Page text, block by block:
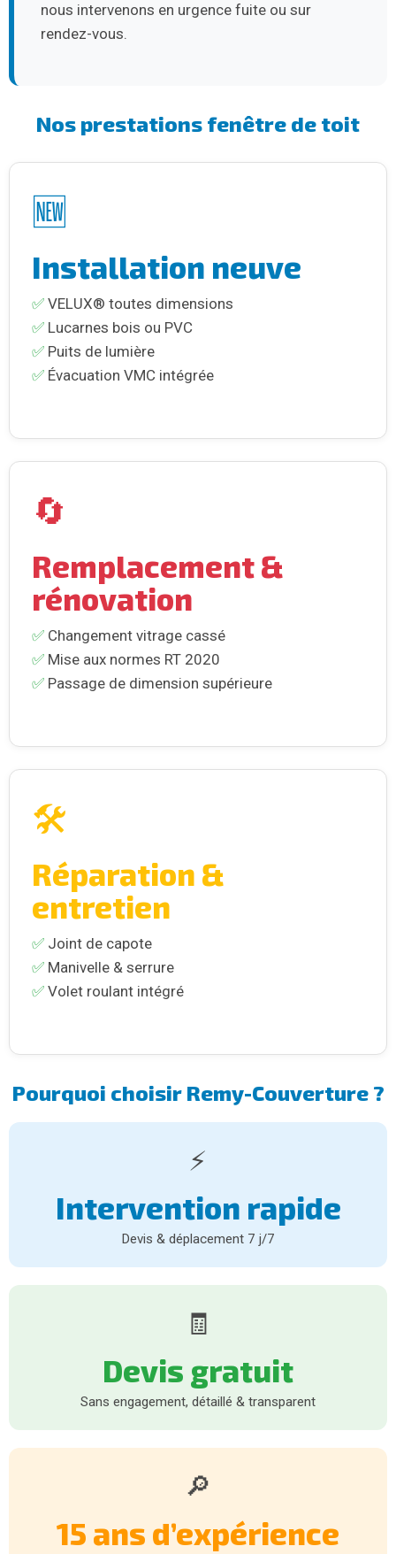
nous intervenons en urgence fuite ou sur
rendez-vous.
Nos prestations fenêtre de toit
🆕
Installation neuve
✅ VELUX® toutes dimensions
✅ Lucarnes bois ou PVC
✅ Puits de lumière
✅ Évacuation VMC intégrée
🔄
Remplacement &
rénovation
✅ Changement vitrage cassé
✅ Mise aux normes RT 2020
✅ Passage de dimension supérieure
🛠️
Réparation &
entretien
✅ Joint de capote
✅ Manivelle & serrure
✅ Volet roulant intégré
Pourquoi choisir Remy-Couverture ?
⚡
Intervention rapide
Devis & déplacement 7 j/7
🧾
Devis gratuit
Sans engagement, détaillé & transparent
🔎
15 ans d’expérience